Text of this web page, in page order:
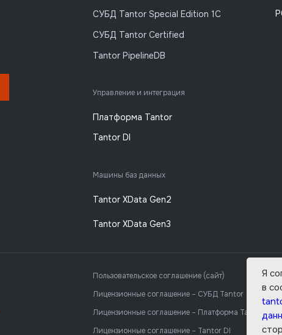
Я
в
Управление и интеграция
Машины баз данных
СУБД Tantor Special Edition 1C
СУБД Tantor Certified
Tantor PipelineDB
Платформа Tantor
Tantor DI
Tantor XData Gen3
Tantor XData Gen2
Пользовательское соглашение (сайт)
Лицензионные соглашение – Платформа Tantor
Лицензионные соглашение – СУБД Tantor
Лицензионные соглашение – Tantor DI